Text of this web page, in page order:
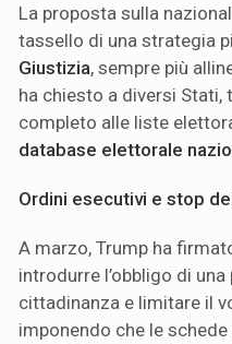
La proposta sulla
tassello di una strategia
Giustizia, sempre più
ha chiesto a diversi Stati,
completo alle liste
database elettorale
Ordini esecutivi e stop
A marzo, Trump ha
introdurre l’obbligo di
cittadinanza e limitare il
imponendo che le